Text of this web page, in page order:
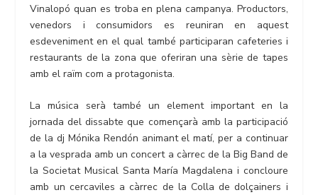
Vinalopó quan es troba en plena campanya. Productors,
venedors i consumidors es reuniran en aquest
esdeveniment en el qual també participaran cafeteries i
restaurants de la zona que oferiran una sèrie de tapes
amb el raïm com a protagonista.
La música serà també un element important en la
jornada del dissabte que començarà amb la participació
de la dj Mónika Rendón animant el matí, per a continuar
a la vesprada amb un concert a càrrec de la Big Band de
la Societat Musical Santa María Magdalena i concloure
amb un cercaviles a càrrec de la Colla de dolçainers i